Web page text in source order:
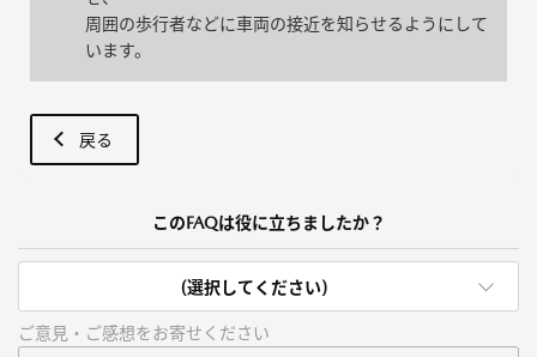
周囲の歩行者などに車両の接近を知らせるようにして
います。
戻る
このFAQは役に立ちましたか？
(選択してください)
ご意見・ご感想をお寄せください